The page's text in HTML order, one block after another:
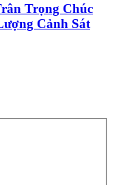
Trọng Chúc
Cảnh Sát